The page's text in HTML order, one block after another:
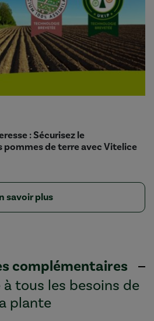
: Sécurisez le
de terre avec Vitelice
savoir plus
complémentaires
tous les besoins de
plante